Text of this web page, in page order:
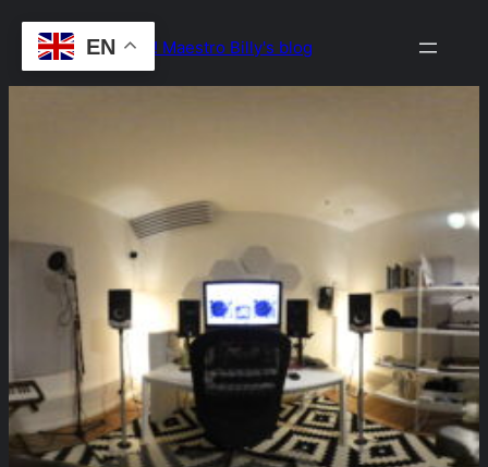
Skip
content
Drop the Beat! Maestro Billy's blog
EN